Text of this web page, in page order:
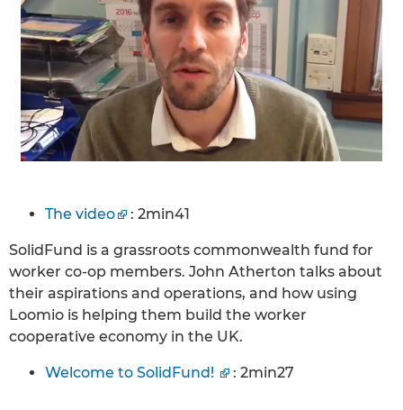
The video : 2min41
SolidFund is a grassroots commonwealth fund for
worker co-op members. John Atherton talks about
their aspirations and operations, and how using
Loomio is helping them build the worker
cooperative economy in the UK.
Welcome to SolidFund! : 2min27